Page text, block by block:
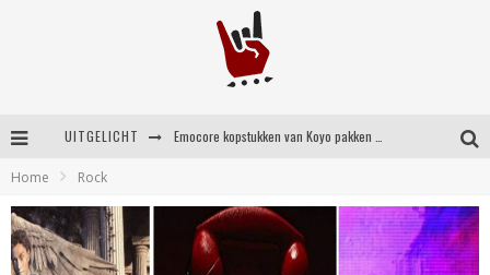
UITGELICHT
Shorts #149 met onder meer No Cure, Eva Under Fire, The Hu en Sleeping With Sirens
Home Rock